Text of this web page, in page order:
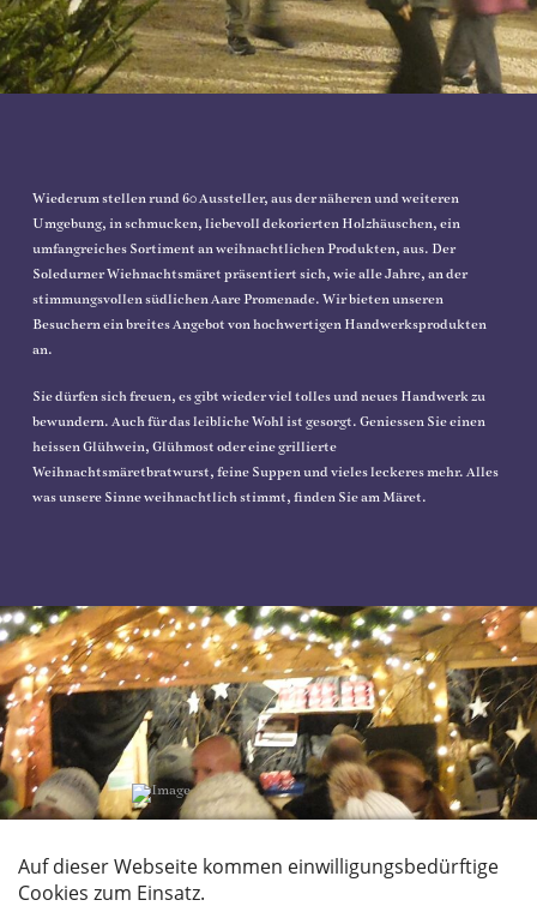
Wiederum stellen rund 60 Aussteller, aus der näheren und weiteren
Umgebung, in schmucken, liebevoll dekorierten Holzhäuschen, ein
umfangreiches Sortiment an weihnachtlichen Produkten, aus. Der
Soledurner Wiehnachtsmäret präsentiert sich, wie alle Jahre, an der
stimmungsvollen südlichen Aare Promenade. Wir bieten unseren
Besuchern ein breites Angebot von hochwertigen Handwerksprodukten
an.
Sie dürfen sich freuen, es gibt wieder viel tolles und neues Handwerk zu
bewundern. Auch für das leibliche Wohl ist gesorgt. Geniessen Sie einen
heissen Glühwein, Glühmost oder eine grillierte
Weihnachtsmäretbratwurst, feine Suppen und vieles leckeres mehr. Alles
was unsere Sinne weihnachtlich stimmt, finden Sie am Märet.